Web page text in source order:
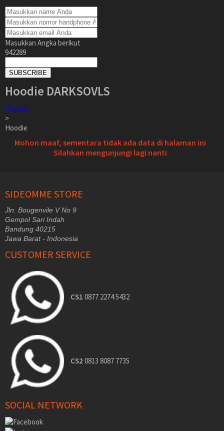
Masukkan Angka berikut
942289
SUBSCRIBE
Hoodie DARKSOVLS
Produk
>
Hoodie
Mohon maaf, sementara tidak ada data di halaman ini
Silahkan mengunjungi lagi nanti
SIDEOMME STORE
Jln. Bougenvile V No 9
Gempol Sari Indah
Bandung 40215
Jawa Barat - Indonesia
CUSTOMER SERVICE
CS1 0877 2274 5432
CS2 0813 8087 7735
SOCIAL NETWORK